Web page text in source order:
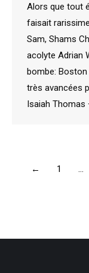
Alors que tout
faisait
Sam, Shams
acolyte Adrian
bombe:
très avancées
Isaiah Thomas
← 1 …